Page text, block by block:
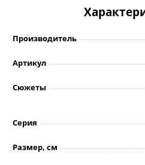
Производитель
Артикул
Сюжеты
Серия
Размер, см